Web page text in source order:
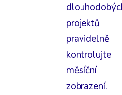
projektů
pravidelně
kontrolujte
měsíční
zobrazení.